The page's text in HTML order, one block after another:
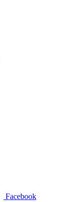
Facebook